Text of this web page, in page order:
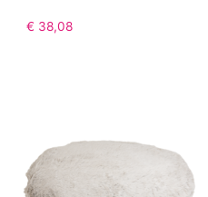
€ 38,08